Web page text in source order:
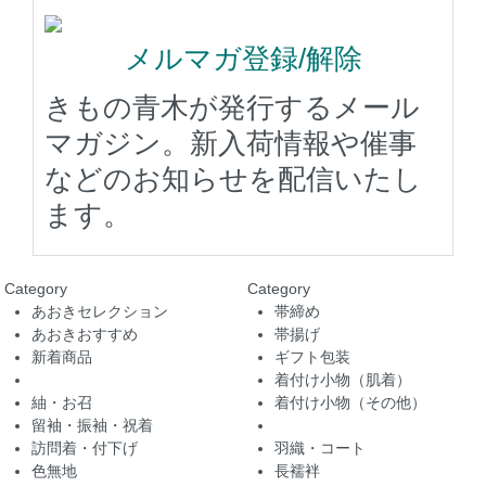
メルマガ登録/解除
きもの青木が発行するメール
マガジン。新入荷情報や催事
などのお知らせを配信いたし
ます。
Category
あおきセレクション
あおきおすすめ
新着商品
紬・お召
留袖・振袖・祝着
訪問着・付下げ
色無地
Category
帯締め
帯揚げ
ギフト包装
着付け小物（肌着）
着付け小物（その他）
羽織・コート
長襦袢